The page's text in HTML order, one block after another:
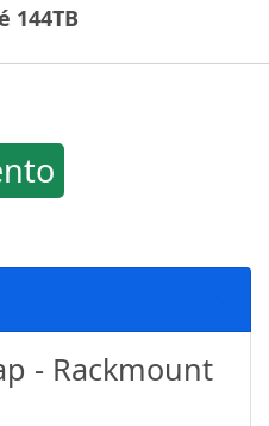
144TB
- Rackmount